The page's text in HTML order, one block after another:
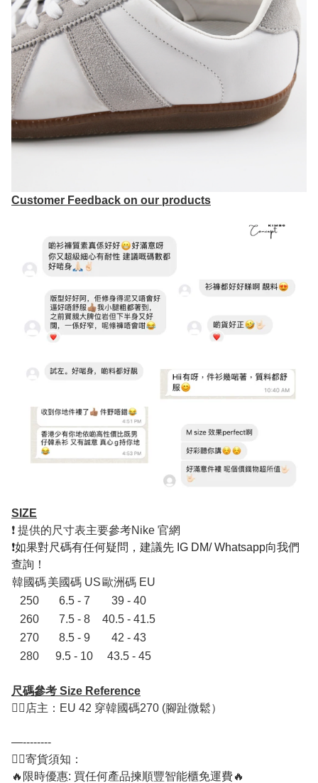
Customer Feedback on our products
SIZE
❗️ 提供的尺寸表主要參考Nike 官網
❗如果對尺碼有任何疑問，建議先 IG DM/ Whatsapp向我們
查詢！
韓國碼美國碼 US 歐洲碼 EU
250
6.5 - 7
39 - 40
260
7.5 - 8
40.5 - 41.5
270
8.5 - 9
42 - 43
280
9.5 - 10 43.5 - 45
尺碼參考 Size Reference
💁‍♂️店主：EU 42 穿韓國碼270 (腳趾微鬆）
—--------
💁‍♂️寄貨須知：
🔥限時優惠: 買任何產品揀順豐智能櫃免運費🔥